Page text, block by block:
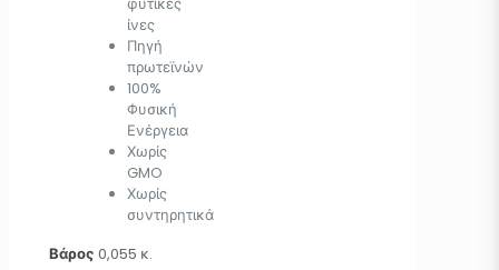
ίνες
Πηγή
πρωτεϊνών
100%
Φυσική
Ενέργεια
Χωρίς
GMO
Χωρίς
συντηρητικά
Βάρος 0,055 κ.